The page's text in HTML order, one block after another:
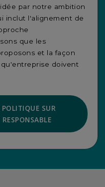
par notre ambition
inclut l'alignement de
que les
et la façon
doivent
SUR